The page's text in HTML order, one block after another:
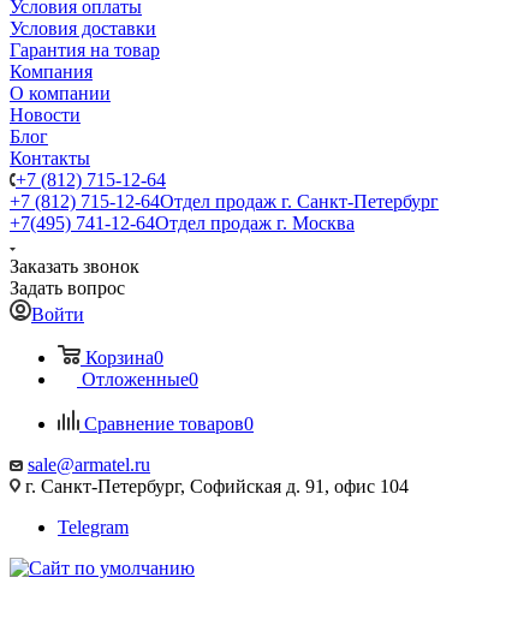
Условия оплаты
Условия доставки
Гарантия на товар
Компания
О компании
Новости
Блог
Контакты
+7 (812) 715-12-64
+7 (812) 715-12-64Отдел продаж г. Санкт-Петербург
+7(495) 741-12-64Отдел продаж г. Москва
Заказать звонок
Задать вопрос
Войти
Корзина0
Отложенные0
Сравнение товаров0
sale@armatel.ru
г. Санкт-Петербург, Софийская д. 91, офис 104
Telegram